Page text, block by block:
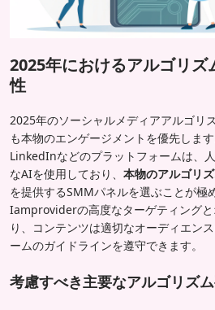
2025年におけるアルゴリ
性
2025年のソーシャルメディアアルゴリ
も本物のエンゲージメントを優先しま
LinkedInなどのプラットフォームは、
なAIを使用しており、 本物のアルゴリ
を提供するSMMパネルを選ぶことが極
Iamproviderの高度なターゲティングと
り、コンテンツは適切なオーディエン
ームのガイドラインを遵守できます。
考慮すべき主要なアルゴリズ